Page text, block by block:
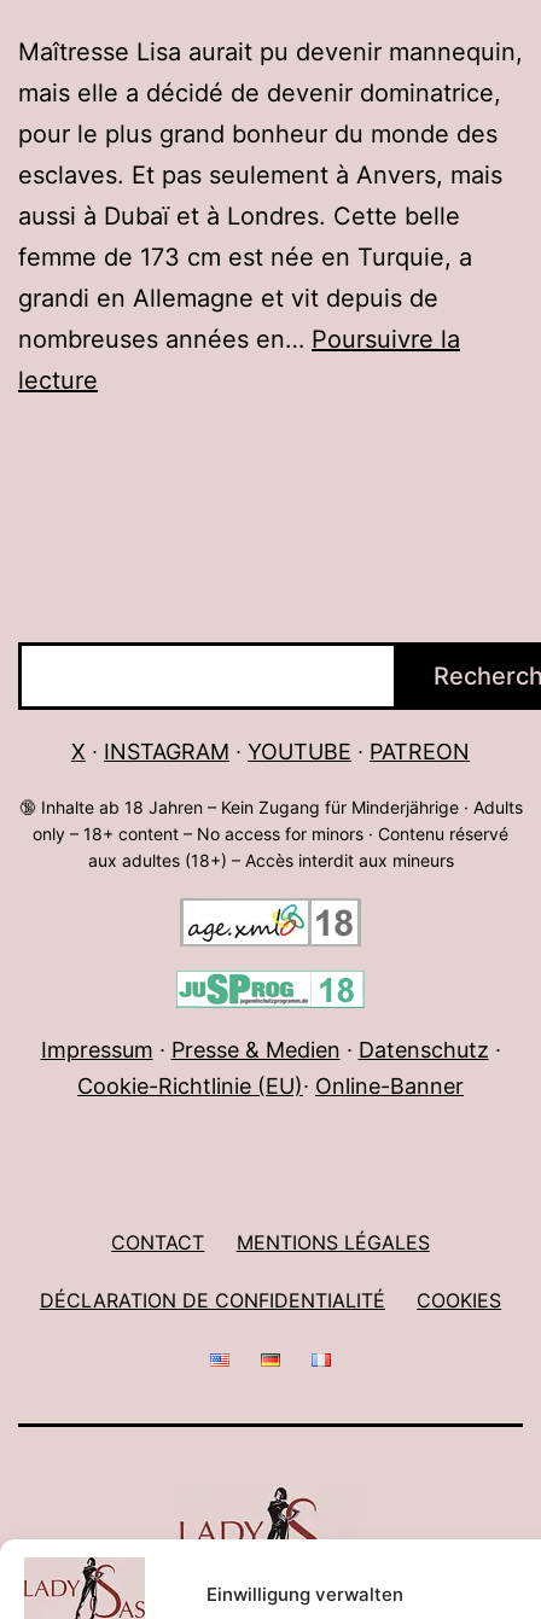
Einwilligung verwalten
Maîtresse Lisa aurait pu devenir mannequin,
mais elle a décidé de devenir dominatrice,
pour le plus grand bonheur du monde des
esclaves. Et pas seulement à Anvers, mais
aussi à Dubaï et à Londres. Cette belle
femme de 173 cm est née en Turquie, a
grandi en Allemagne et vit depuis de
nombreuses années en… Poursuivre la
lecture
X ∙ INSTAGRAM ∙ YOUTUBE ∙ PATREON
🔞 Inhalte ab 18 Jahren – Kein Zugang für Minderjährige · Adults
only – 18+ content – No access for minors · Contenu réservé
aux adultes (18+) – Accès interdit aux mineurs
Impressum ∙ Presse & Medien ∙ Datenschutz ∙
Cookie-Richtlinie (EU)∙ Online-Banner
CONTACT MENTIONS LÉGALES
DÉCLARATION DE CONFIDENTIALITÉ COOKIES